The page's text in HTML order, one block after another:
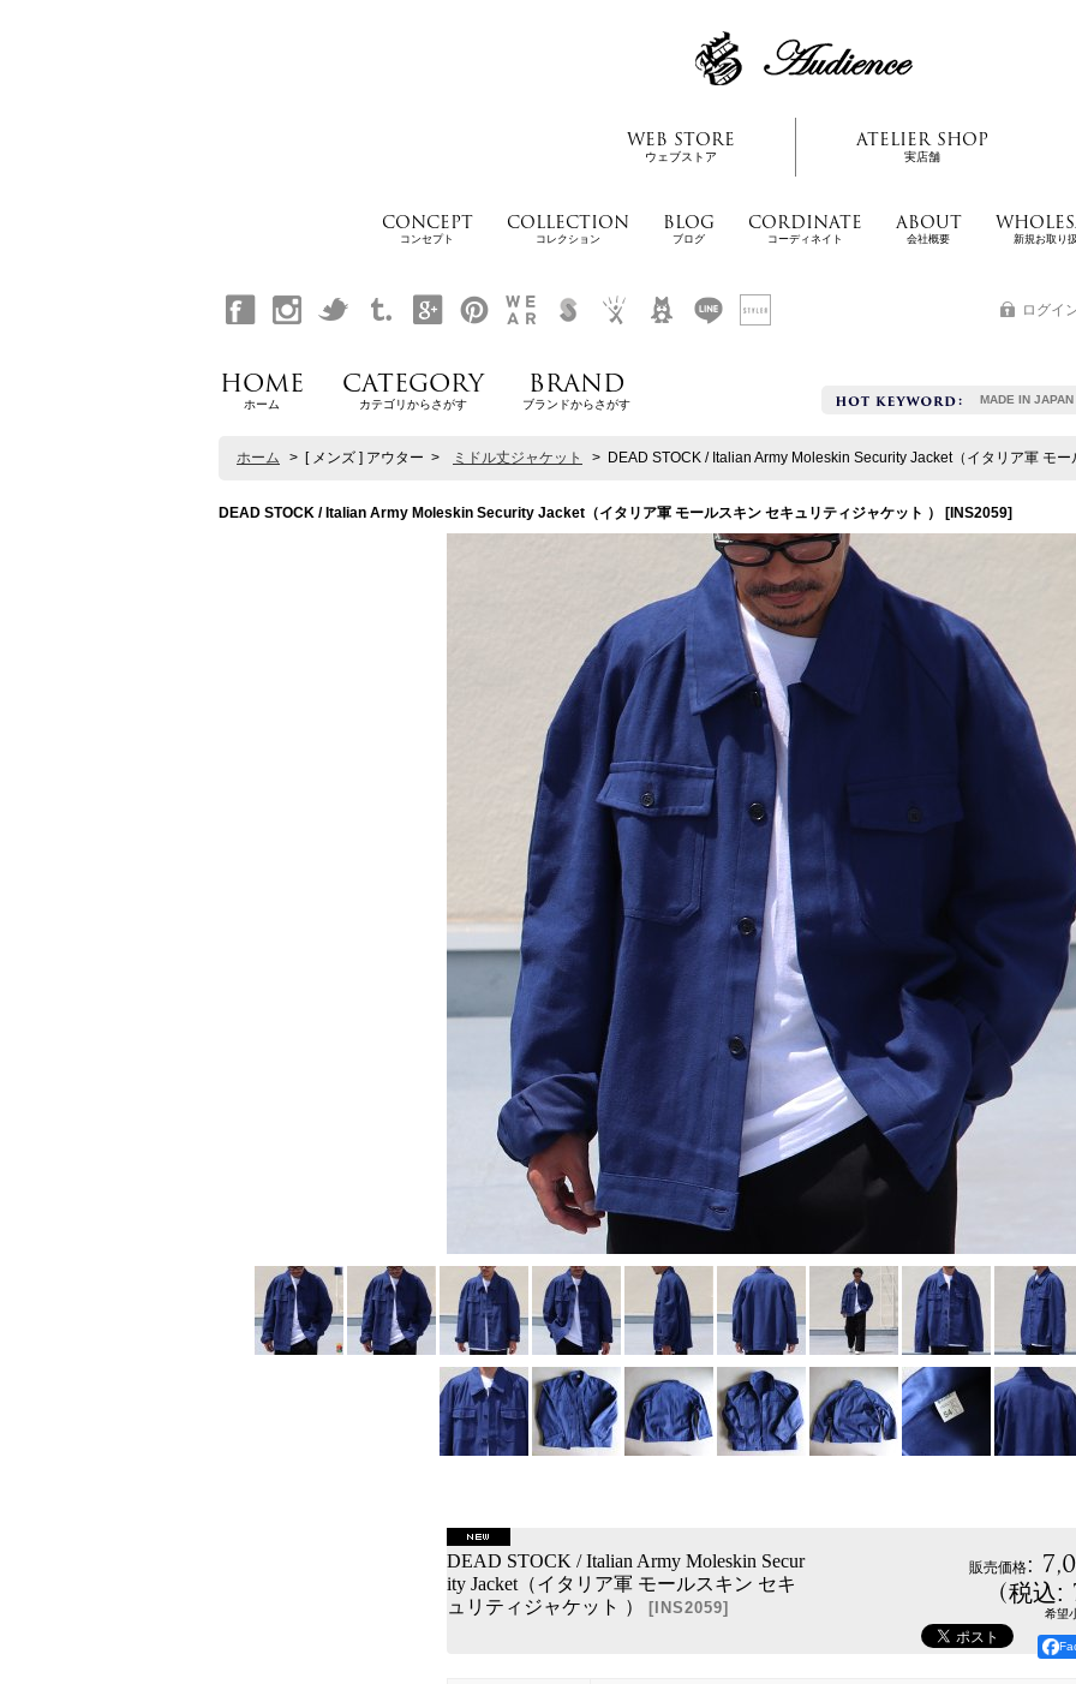
WEB STORE
ウェブストア
ATELIER SHOP
実店舗
CONCEPT
コンセプト
COLLECTION
コレクション
BLOG
ブログ
CORDINATE
コーディネイト
ABOUT
会社概要 新規お取り
MADE IN JAPAN
ログイ
HOME
ホーム
CATEGORY
カテゴリからさがす
BRAND
ブランドからさがす
ホーム > [ メンズ ] アウター > ミドル丈ジャケット > DEAD STOCK / Italian Army Moleskin Security Jacket（イタリア軍 モー
DEAD STOCK / Italian Army Moleskin Security Jacket（イタリア軍 モールスキン セキュリティジャケット ） [ INS2059]
DEAD STOCK / Italian Army Moleskin Secur
ity Jacket（イタリア軍 モールスキン セキ
ュリティジャケット ）
[ INS2059]
販売価格:
(税込:
希望